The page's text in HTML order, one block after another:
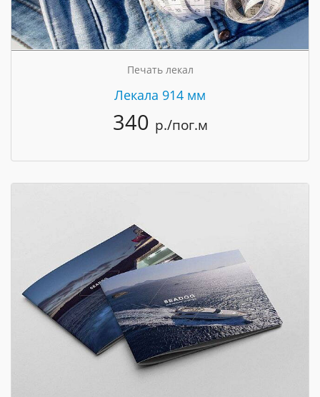
Печать лекал
Лекала 914 мм
340 р./пог.м